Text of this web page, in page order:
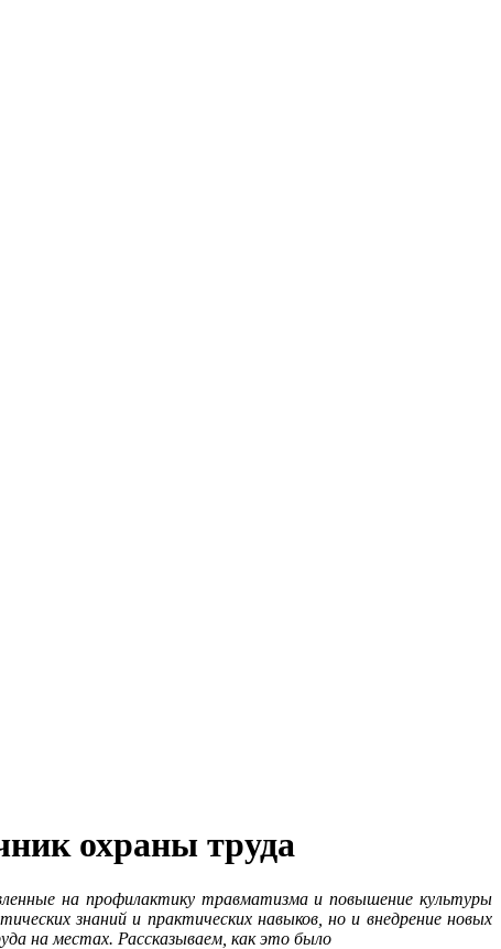
охраны труда
на профилактику травматизма и повышение культуры
знаний и практических навыков, но и внедрение новых
на местах. Рассказываем, как это было